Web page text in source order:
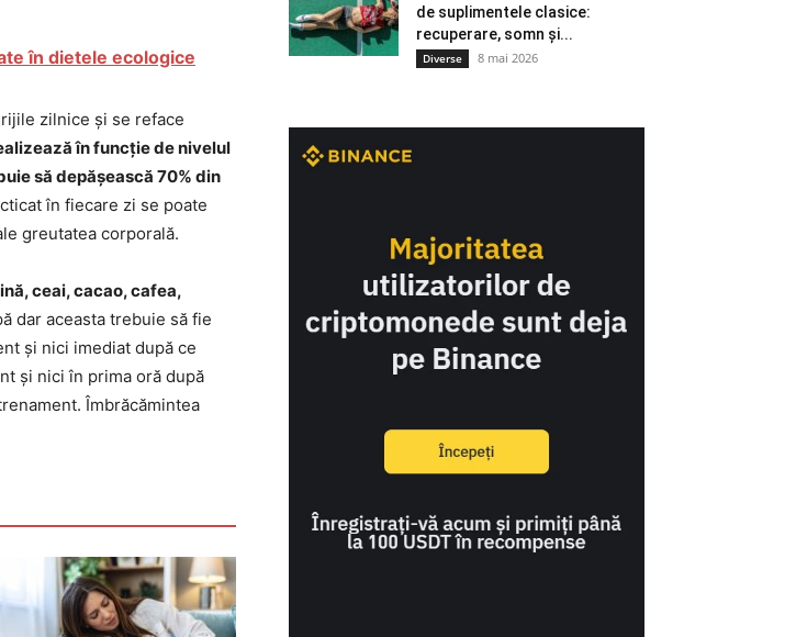
în dietele ecologice
zilnice și se reface
în funcție de nivelul
să depășească 70% din
în fiecare zi se poate
greutatea corporală.
ceai, cacao, cafea,
dar aceasta trebuie să fie
și nici imediat după ce
și nici în prima oră după
Îmbrăcămintea
de suplimentele clasice:
recuperare, somn și...
Diverse 8 mai 2026